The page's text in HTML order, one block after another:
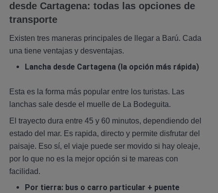
desde Cartagena: todas las opciones de
transporte
Existen tres maneras principales de llegar a Barú. Cada
una tiene ventajas y desventajas.
Lancha desde Cartagena (la opción más rápida)
Esta es la forma más popular entre los turistas. Las
lanchas sale desde el muelle de La Bodeguita.
El trayecto dura entre 45 y 60 minutos, dependiendo del
estado del mar. Es rapida, directo y permite disfrutar del
paisaje. Eso sí, el viaje puede ser movido si hay oleaje,
por lo que no es la mejor opción si te mareas con
facilidad.
Por tierra: bus o carro particular + puente